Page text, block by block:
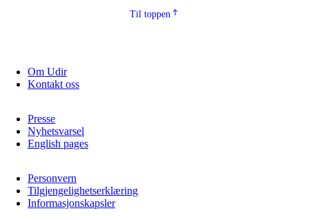
Til toppen
Om Udir
Kontakt oss
Presse
Nyhetsvarsel
English pages
Personvern
Tilgjengelighetserklæring
Informasjonskapsler